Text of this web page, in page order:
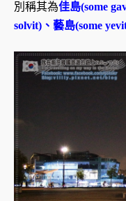
別稱其為佳島(some
solvit)、藝島(some